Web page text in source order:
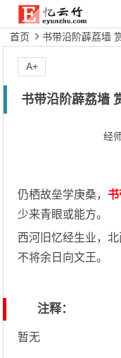
首页 书带沿阶薜荔墙
书带沿阶薜荔墙
经
仍栖故垒学庚桑，
少来青眼或能方。
西河旧忆经生业，
不将余日向文王。
注释：
暂无
A+